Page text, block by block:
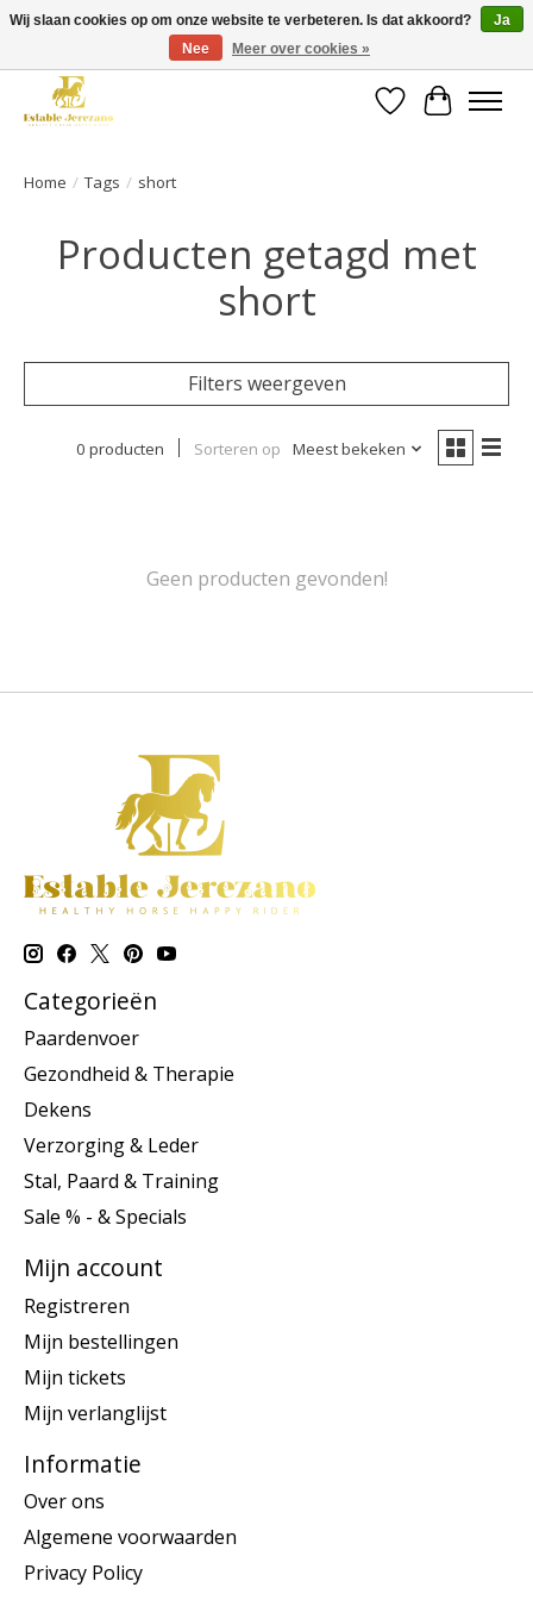
Gratis verzending vanaf €49 op een groot deel van ons assortiment
Verlanglijst
Home / Tags / short
Producten getagd met
short
Filters weergeven
0 producten Sorteren op Meest bekeken
Geen producten gevonden!
Categorieën
Paardenvoer
Gezondheid & Therapie
Dekens
Verzorging & Leder
Stal, Paard & Training
Sale % - & Specials
Mijn account
Registreren
Mijn bestellingen
Mijn tickets
Mijn verlanglijst
Informatie
Over ons
Algemene voorwaarden
Privacy Policy
Wij slaan cookies op om onze website te verbeteren. Is dat akkoord?
Ja
Nee
Meer over cookies »